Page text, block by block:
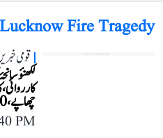
Lucknow Fire Tragedy
قومی
لکھنؤ
چھاپے، 30 عمارتیں سیل
PM